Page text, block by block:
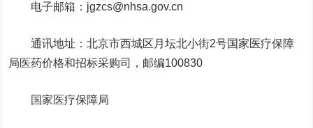
电子邮箱：jgzcs@nhsa.gov.cn
通讯地址：北京市西城区月坛北小街2号国家医疗保障
局医药价格和招标采购司，邮编100830
国家医疗保障局